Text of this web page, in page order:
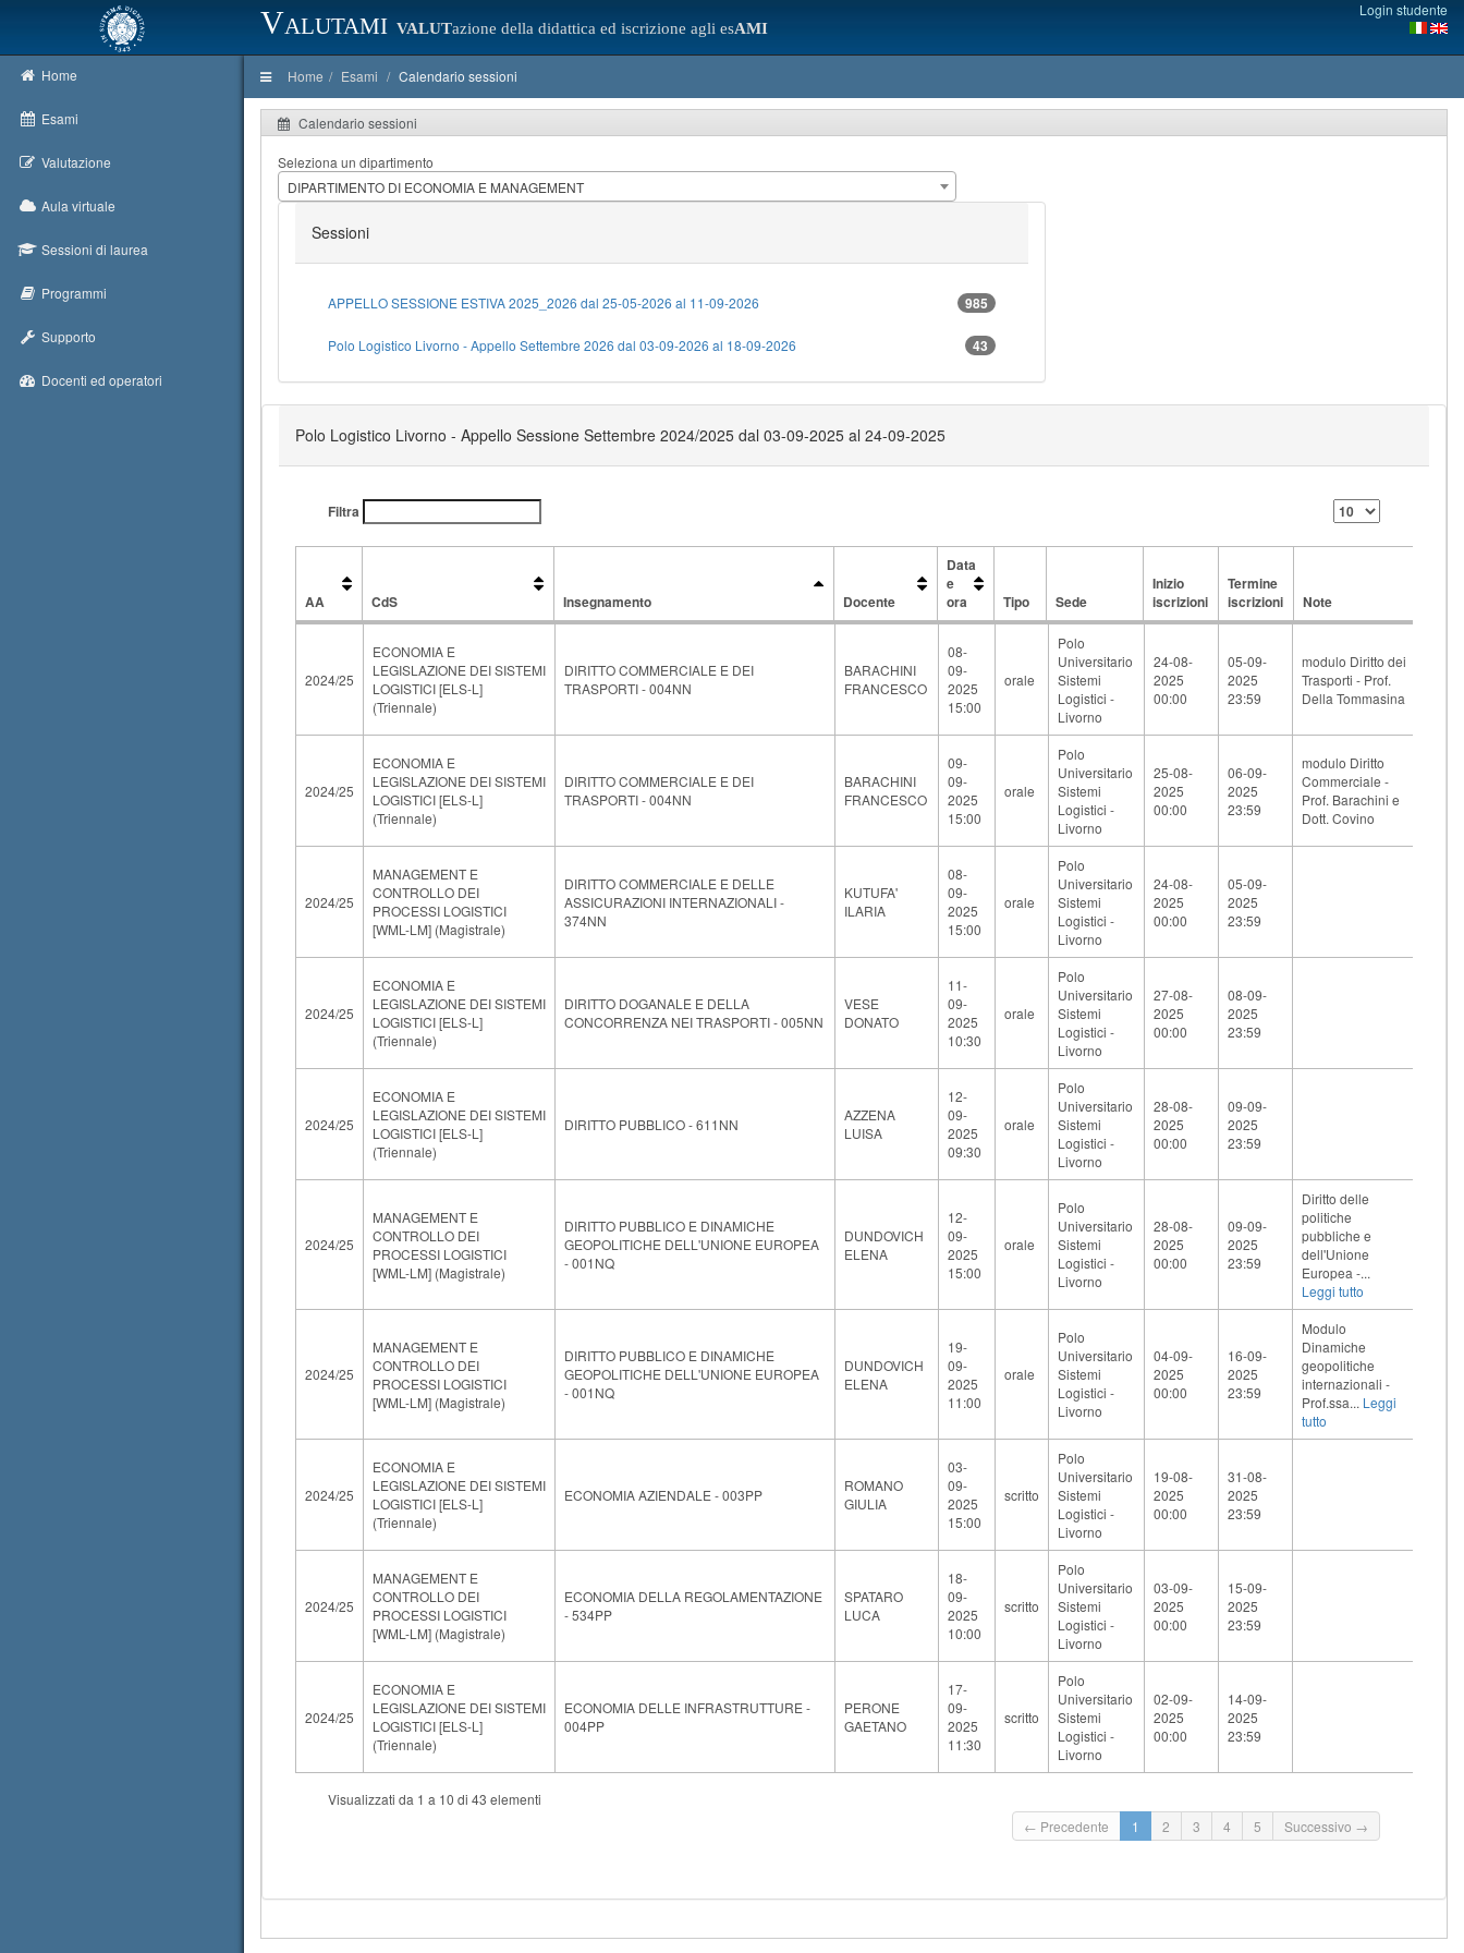
Valutami VALUTazione della didattica ed iscrizione agli esAMI
Login studente
Home
Esami
Valutazione
Aula virtuale
Sessioni di laurea
Programmi
Supporto
Docenti ed operatori
Home Esami Calendario sessioni
Calendario sessioni
Seleziona un dipartimento
DIPARTIMENTO DI ECONOMIA E MANAGEMENT
Sessioni
APPELLO SESSIONE ESTIVA 2025_2026 dal 25-05-2026 al 11-09-2026 985
Polo Logistico Livorno - Appello Settembre 2026 dal 03-09-2026 al 18-09-2026 43
Polo Logistico Livorno - Appello Sessione Settembre 2024/2025 dal 03-09-2025 al 24-09-2025
Filtra
AA CdS Insegnamento Docente
Data
e
ora
Tipo Sede
Inizio
iscrizioni
Termine
iscrizioni
Note
e
ora
2024/25
ECONOMIA E
LEGISLAZIONE DEI SISTEMI
LOGISTICI [ELS-L]
(Triennale)
DIRITTO COMMERCIALE E DEI
TRASPORTI - 004NN
BARACHINI
FRANCESCO
08-
09-
2025
15:00
orale
Polo
Universitario
Sistemi
Logistici -
Livorno
24-08-
2025
00:00
05-09-
2025
23:59
modulo Diritto dei
Trasporti - Prof.
Della Tommasina
2024/25
ECONOMIA E
LEGISLAZIONE DEI SISTEMI
LOGISTICI [ELS-L]
(Triennale)
DIRITTO COMMERCIALE E DEI
TRASPORTI - 004NN
BARACHINI
FRANCESCO
09-
09-
2025
15:00
orale
Polo
Universitario
Sistemi
Logistici -
Livorno
25-08-
2025
00:00
06-09-
2025
23:59
modulo Diritto
Commerciale -
Prof. Barachini e
Dott. Covino
2024/25
MANAGEMENT E
CONTROLLO DEI
PROCESSI LOGISTICI
[WML-LM] (Magistrale)
DIRITTO COMMERCIALE E DELLE
ASSICURAZIONI INTERNAZIONALI -
374NN
KUTUFA'
ILARIA
08-
09-
2025
15:00
orale
Polo
Universitario
Sistemi
Logistici -
Livorno
24-08-
2025
00:00
05-09-
2025
23:59
2024/25
ECONOMIA E
LEGISLAZIONE DEI SISTEMI
LOGISTICI [ELS-L]
(Triennale)
DIRITTO DOGANALE E DELLA
CONCORRENZA NEI TRASPORTI - 005NN
VESE
DONATO
11-
09-
2025
10:30
orale
Polo
Universitario
Sistemi
Logistici -
Livorno
27-08-
2025
00:00
08-09-
2025
23:59
2024/25
ECONOMIA E
LEGISLAZIONE DEI SISTEMI
LOGISTICI [ELS-L]
(Triennale)
DIRITTO PUBBLICO - 611NN
AZZENA
LUISA
12-
09-
2025
09:30
orale
Polo
Universitario
Sistemi
Logistici -
Livorno
28-08-
2025
00:00
09-09-
2025
23:59
2024/25
MANAGEMENT E
CONTROLLO DEI
PROCESSI LOGISTICI
[WML-LM] (Magistrale)
DIRITTO PUBBLICO E DINAMICHE
GEOPOLITICHE DELL'UNIONE EUROPEA
- 001NQ
DUNDOVICH
ELENA
12-
09-
2025
15:00
orale
Polo
Universitario
Sistemi
Logistici -
Livorno
28-08-
2025
00:00
09-09-
2025
23:59
Diritto delle
politiche
pubbliche e
dell'Unione
Europea -...
Leggi tutto
2024/25
MANAGEMENT E
CONTROLLO DEI
PROCESSI LOGISTICI
[WML-LM] (Magistrale)
DIRITTO PUBBLICO E DINAMICHE
GEOPOLITICHE DELL'UNIONE EUROPEA
- 001NQ
DUNDOVICH
ELENA
19-
09-
2025
11:00
orale
Polo
Universitario
Sistemi
Logistici -
Livorno
04-09-
2025
00:00
16-09-
2025
23:59
Modulo
Dinamiche
geopolitiche
internazionali -
Prof.ssa... Leggi
tutto
2024/25
ECONOMIA E
LEGISLAZIONE DEI SISTEMI
LOGISTICI [ELS-L]
(Triennale)
ECONOMIA AZIENDALE - 003PP
ROMANO
GIULIA
03-
09-
2025
15:00
scritto
Polo
Universitario
Sistemi
Logistici -
Livorno
19-08-
2025
00:00
31-08-
2025
23:59
2024/25
MANAGEMENT E
CONTROLLO DEI
PROCESSI LOGISTICI
[WML-LM] (Magistrale)
ECONOMIA DELLA REGOLAMENTAZIONE
- 534PP
SPATARO
LUCA
18-
09-
2025
10:00
scritto
Polo
Universitario
Sistemi
Logistici -
Livorno
03-09-
2025
00:00
15-09-
2025
23:59
2024/25
ECONOMIA E
LEGISLAZIONE DEI SISTEMI
LOGISTICI [ELS-L]
(Triennale)
ECONOMIA DELLE INFRASTRUTTURE -
004PP
PERONE
GAETANO
17-
09-
2025
11:30
scritto
Polo
Universitario
Sistemi
Logistici -
Livorno
02-09-
2025
00:00
14-09-
2025
23:59
Visualizzati da 1 a 10 di 43 elementi
← Precedente
1 2 3 4 5 Successivo →